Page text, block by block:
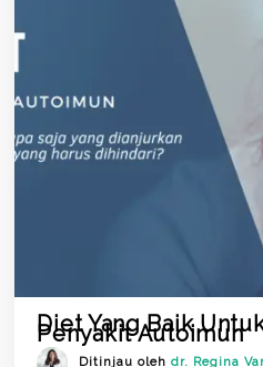
Diet Yang Baik
Penyakit Autoimun
Ditinjau olehdr. Regina